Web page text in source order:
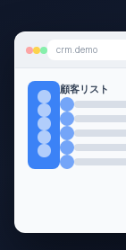
crm.demo
顧客リスト